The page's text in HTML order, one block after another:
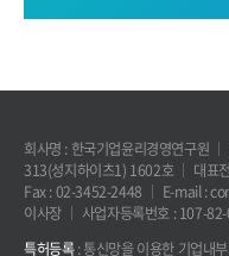
회사명 : 한국기업윤리경영연구원
313(성지하이츠1) 1602호
대표
Fax : 02-3452-2448
E-mail :
이사장
사업자등록번호 : 107-
특허등록: 통신망을 이용한 기업내